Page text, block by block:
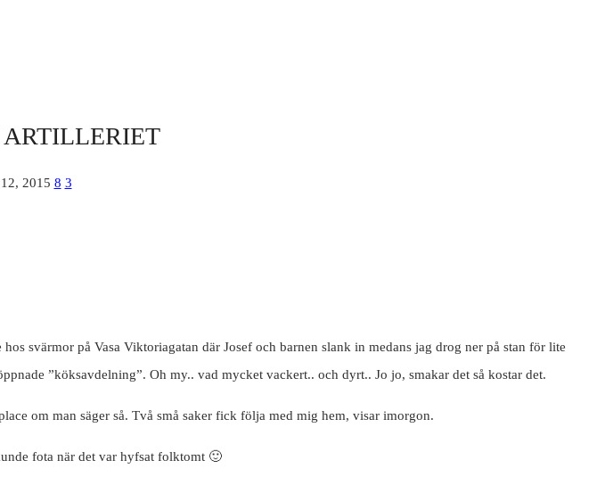
2015 8 3
svärmor på Vasa Viktoriagatan där Josef och barnen slank in medans jag drog ner på stan för lite
”köksavdelning”. Oh my.. vad mycket vackert.. och dyrt.. Jo jo, smakar det så kostar det.
om man säger så. Två små saker fick följa med mig hem, visar imorgon.
fota när det var hyfsat folktomt 🙂